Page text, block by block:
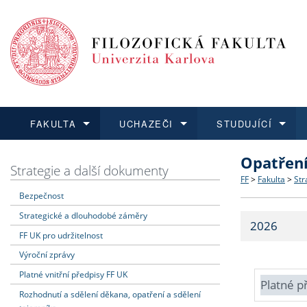
FAKULTA
Dozvědět se více
Struktura
Strategie
Fakultní
UCHAZEČI
Podat přihlášku
Co
Učitelské
STUDUJÍCÍ
Dozvědět se více
Dozvědět se více
O vědě a
Dozvědět se více
Aktuální
Strategie a další dokumenty
Bezpečnost
Strategické a dlouhodobé záměry
FF UK pro udržitelnost
Výroční zprávy
Platné vnitřní předpisy FF UK
Rozhodnutí a sdělení děkana, opatření a sdělení
FF > Fakulta >
2026
Platné